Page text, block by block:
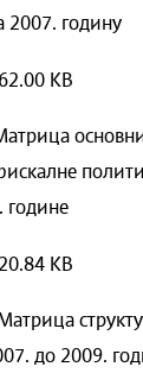
2007. годину
62.00 KB
године
KB
до 2009.